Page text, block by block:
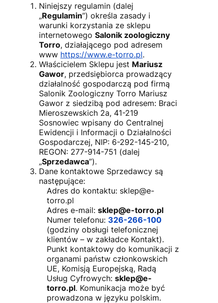
Niniejszy regulamin (dalej
„Regulamin”) określa zasady i
warunki korzystania ze sklepu
internetowego Salonik zoologiczny
Torro, działającego pod adresem
www https://www.e-torro.pl.
Właścicielem Sklepu jest Mariusz
Gawor, przedsiębiorca prowadzący
działalność gospodarczą pod firmą
Salonik Zoologiczny Torro Mariusz
Gawor z siedzibą pod adresem: Braci
Mieroszewskich 2a, 41-219
Sosnowiec wpisany do Centralnej
Ewidencji i Informacji o Działalności
Gospodarczej, NIP: 6-292-145-210,
REGON: 277-914-751 (dalej
„Sprzedawca”).
Dane kontaktowe Sprzedawcy są
następujące:
Adres do kontaktu: sklep@e-
torro.pl
Adres e-mail: sklep@e-torro.pl
Numer telefonu: 326-266-100
(godziny obsługi telefonicznej
klientów – w zakładce Kontakt).
Punkt kontaktowy do komunikacji z
organami państw członkowskich
UE, Komisją Europejską, Radą
Usług Cyfrowych: sklep@e-
torro.pl. Komunikacja może być
prowadzona w języku polskim.